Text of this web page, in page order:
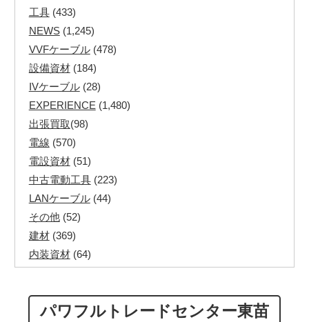
工具(433)
NEWS(1,245)
VVFケーブル(478)
設備資材(184)
IVケーブル(28)
EXPERIENCE (1,480)
出張買取(98)
電線 (570)
電設資材(51)
中古電動工具(223)
LANケーブル(44)
その他(52)
建材(369)
内装資材(64)
その他ツール (48)
パワフルトレードセンター東苗